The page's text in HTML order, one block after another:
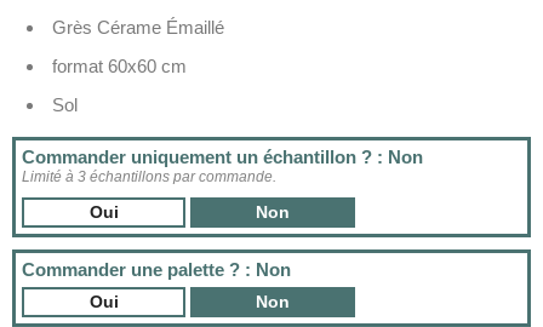
Grès Cérame Émaillé
format 60x60 cm
Sol
Commander uniquement un échantillon ? : Non
Limité à 3 échantillons par commande.
Oui Non
Commander une palette ? : Non
Oui Non